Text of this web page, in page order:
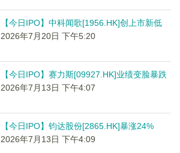
【今日IPO】中科闻歌[1956.HK]创上市新低
2026年7月20日 下午5:20
【今日IPO】赛力斯[09927.HK]业绩变脸暴跌
2026年7月13日 下午4:07
【今日IPO】钧达股份[2865.HK]暴涨24%
2026年7月13日 下午4:09